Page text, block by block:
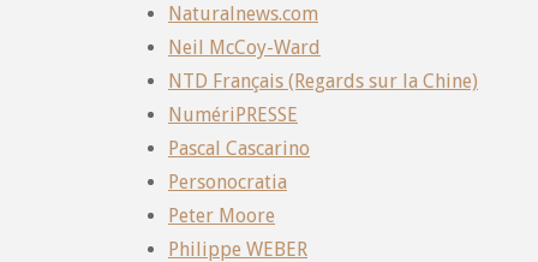
Naturalnews.com
Neil McCoy-Ward
NTD Français (Regards sur la Chine)
NumériPRESSE
Pascal Cascarino
Personocratia
Peter Moore
Philippe WEBER